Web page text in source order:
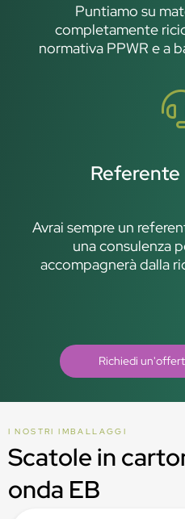
Puntiamo su
completamente
normativa PPWR e a
Referente
Avrai sempre un
una consulenza
accompagnerà dalla
Richiedi
I NOSTRI IMBALLAGGI
Scatole in
onda EB